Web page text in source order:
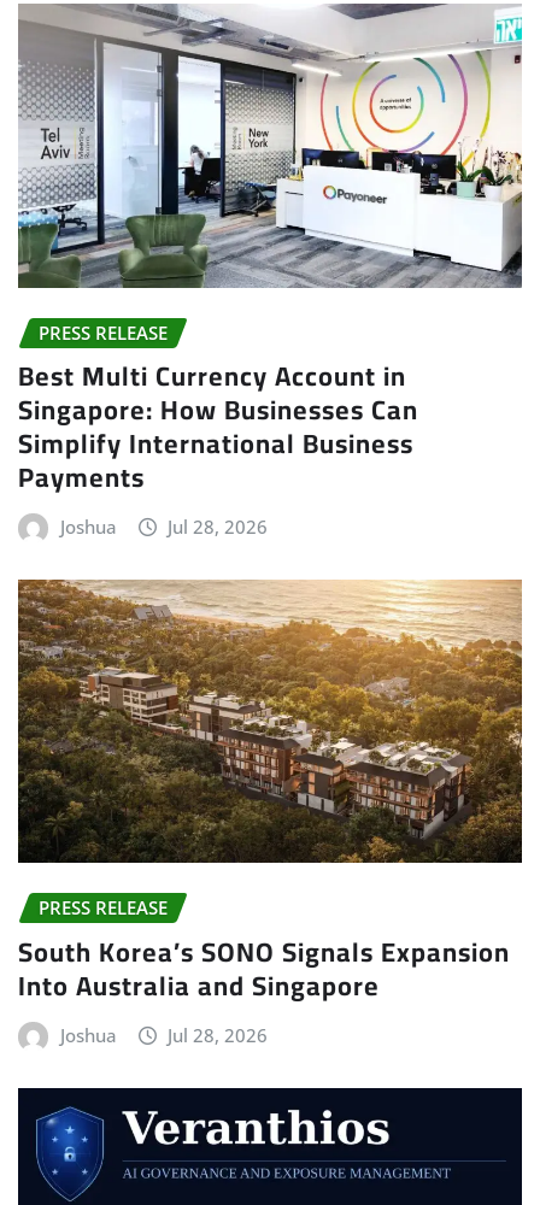
PRESS RELEASE
Best Multi Currency Account in
Singapore: How Businesses Can
Simplify International Business
Payments
Joshua Jul 28, 2026
PRESS RELEASE
South Korea’s SONO Signals Expansion
Into Australia and Singapore
Joshua Jul 28, 2026